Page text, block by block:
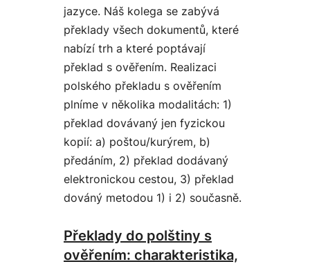
jazyce. Náš kolega se zabývá
překlady všech dokumentů, které
nabízí trh a které poptávají
překlad s ověřením. Realizaci
polského překladu s ověřením
plníme v několika modalitách: 1)
překlad dovávaný jen fyzickou
kopií: a) poštou/kurýrem, b)
předáním, 2) překlad dodávaný
elektronickou cestou, 3) překlad
dováný metodou 1) i 2) současně.
Překlady do polštiny s
ověřením: charakteristika,